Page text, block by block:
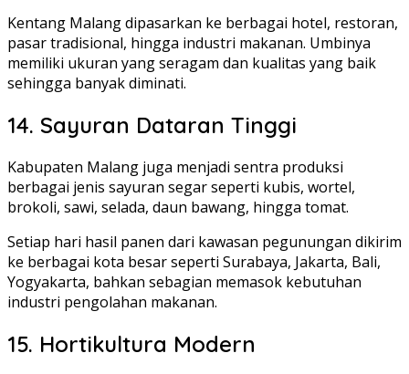
Kentang Malang dipasarkan ke berbagai hotel, restoran,
pasar tradisional, hingga industri makanan. Umbinya
memiliki ukuran yang seragam dan kualitas yang baik
sehingga banyak diminati.
14. Sayuran Dataran Tinggi
Kabupaten Malang juga menjadi sentra produksi
berbagai jenis sayuran segar seperti kubis, wortel,
brokoli, sawi, selada, daun bawang, hingga tomat.
Setiap hari hasil panen dari kawasan pegunungan dikirim
ke berbagai kota besar seperti Surabaya, Jakarta, Bali,
Yogyakarta, bahkan sebagian memasok kebutuhan
industri pengolahan makanan.
15. Hortikultura Modern